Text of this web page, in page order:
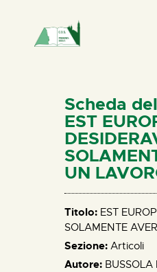
HOME
CHI SIAMO
NEWS
PERCORSI
BIBLIOTECA
ELISA
CONTATTI
Scheda
EST
UN
Titolo: EST
SOLAMENTE
Sezione: Articoli
Autore: